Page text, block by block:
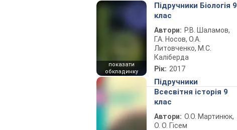
показати
обкладинку
Підручники Біологія 9
клас
Автори: Р.В. Шаламов,
Г.А. Носов, О.А.
Литовченко, М.С.
Каліберда
Рік: 2017
Підручники
Всесвітня історія 9
клас
Автори: О.О. Мартинюк,
О. О. Гісем